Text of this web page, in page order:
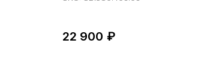
22 900 ₽